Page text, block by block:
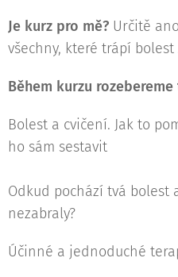
Je kurz pro mě? Určitě
všechny, které trápí bolest
Během kurzu
Bolest a cvičení. Jak to
ho sám sestavit
Odkud pochází tvá bolest
nezabraly?
Účinné a jednoduché